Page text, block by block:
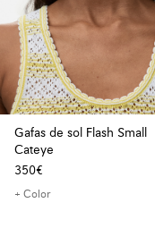
Gafas de sol Flash Small
Cateye
350€
+ Color